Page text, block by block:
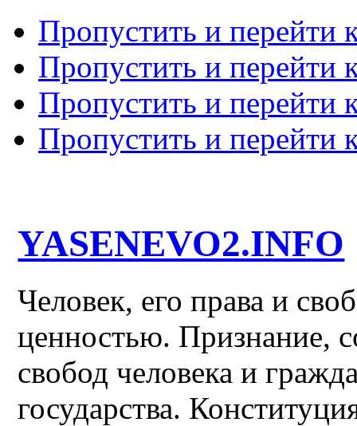
Пропустить и перейти
Пропустить и перейти
Пропустить и перейти
Пропустить и перейти
YASENEVO2.INFO
Человек, его права и
ценностью. Признание,
свобод человека и
государства.